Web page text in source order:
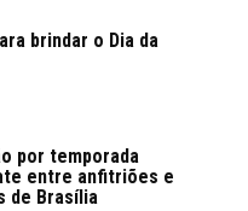
brindar o Dia da
por temporada
entre anfitriões e
de Brasília